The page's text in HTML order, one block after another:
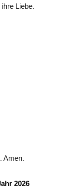
Liebe.
Amen.
2026